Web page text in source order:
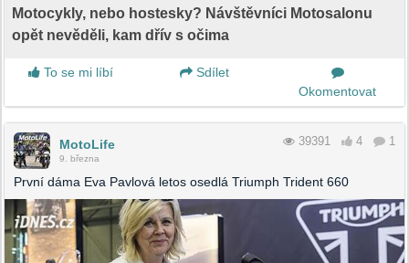
Motocykly, nebo hostesky? Návštěvníci Motosalonu
opět nevěděli, kam dřív s očima
To se mi líbí
Sdílet
Okomentovat
MotoLife
9. března
39391 4 1
První dáma Eva Pavlová letos osedlá Triumph Trident 660